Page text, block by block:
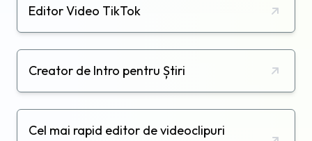
Editor Video TikTok
Creator de Intro pentru Știri
Cel mai rapid editor de videoclipuri